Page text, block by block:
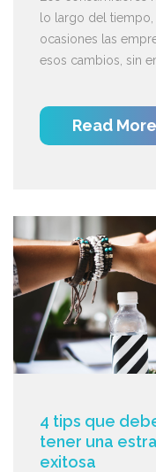
lo largo del
ocasiones las
esos cambios, sin
Read More
4 tips que
tener una
exitosa